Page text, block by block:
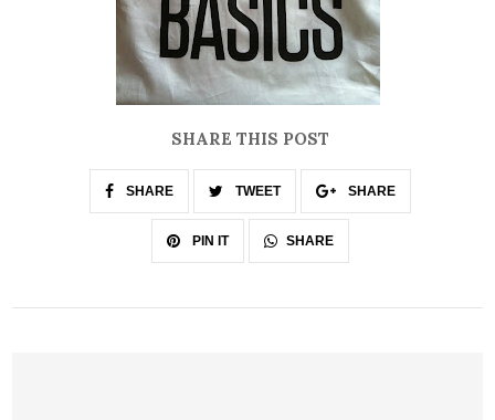
SHARE THIS POST
SHARE TWEET SHARE
PIN IT SHARE